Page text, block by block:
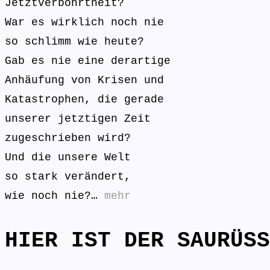
Jetztverbohrtheit?
War es wirklich noch nie
so schlimm wie heute?
Gab es nie eine derartige
Anhäufung von Krisen und
Katastrophen, die gerade
unserer jetztigen Zeit
zugeschrieben wird?
Und die unsere Welt
so stark verändert,
wie noch nie?… mehr
HIER IST DER